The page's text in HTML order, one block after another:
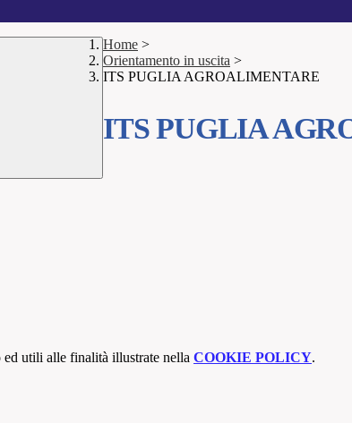
Home >
Orientamento in uscita >
ITS PUGLIA AGROALIMENTARE
ITS PUGLIA
ed utili alle finalità illustrate nella COOKIE POLICY.